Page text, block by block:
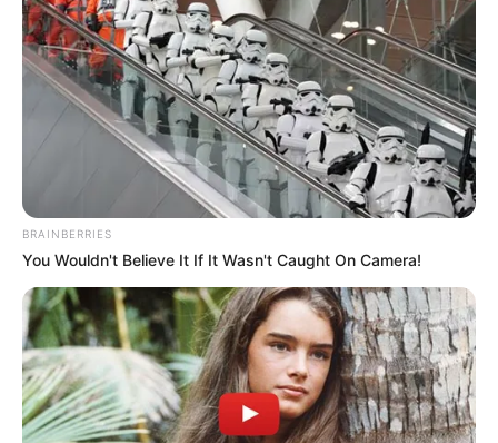
BRAINBERRIES
You Wouldn't Believe It If It Wasn't Caught On Camera!